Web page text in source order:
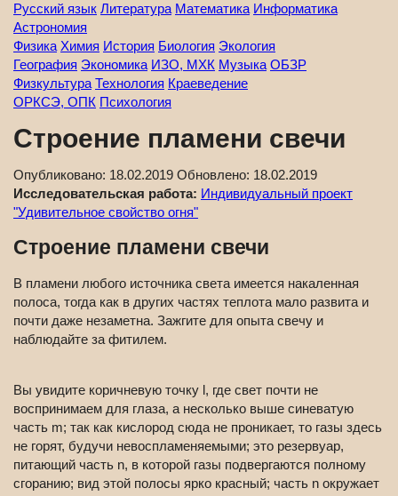
Русский язык Литература Математика Информатика
Астрономия
Физика Химия История Биология Экология
География Экономика ИЗО, МХК Музыка ОБЗР
Физкультура Технология Краеведение
ОРКСЭ, ОПК Психология
Строение пламени свечи
Опубликовано: 18.02.2019 Обновлено: 18.02.2019
Исследовательская работа: Индивидуальный проект
"Удивительное свойство огня"
Строение пламени свечи
В пламени любого источника света имеется накаленная
полоса, тогда как в других частях теплота мало развита и
почти даже незаметна. Зажгите для опыта свечу и
наблюдайте за фитилем.
Вы увидите коричневую точку l, где свет почти не
воспринимаем для глаза, а несколько выше синеватую
часть m; так как кислород сюда не проникает, то газы здесь
не горят, будучи невоспламеняемыми; это резервуар,
питающий часть n, в которой газы подвергаются полному
сгоранию; вид этой полосы ярко красный; часть n окружает